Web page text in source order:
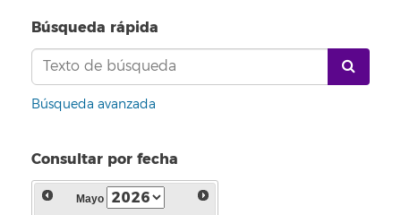
Búsqueda rápida
Búsqueda avanzada
Consultar por fecha
Mayo